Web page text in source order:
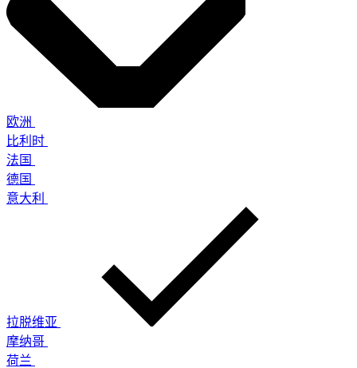
欧洲
比利时
法国
德国
意大利
拉脱维亚
摩纳哥
荷兰